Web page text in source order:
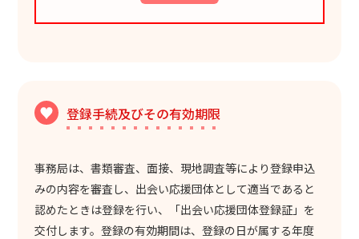
登録手続及びその有効期限
事務局は、書類審査、面接、現地調査等により登録申込
みの内容を審査し、出会い応援団体として適当であると
認めたときは登録を行い、「出会い応援団体登録証」を
交付します。登録の有効期間は、登録の日が属する年度